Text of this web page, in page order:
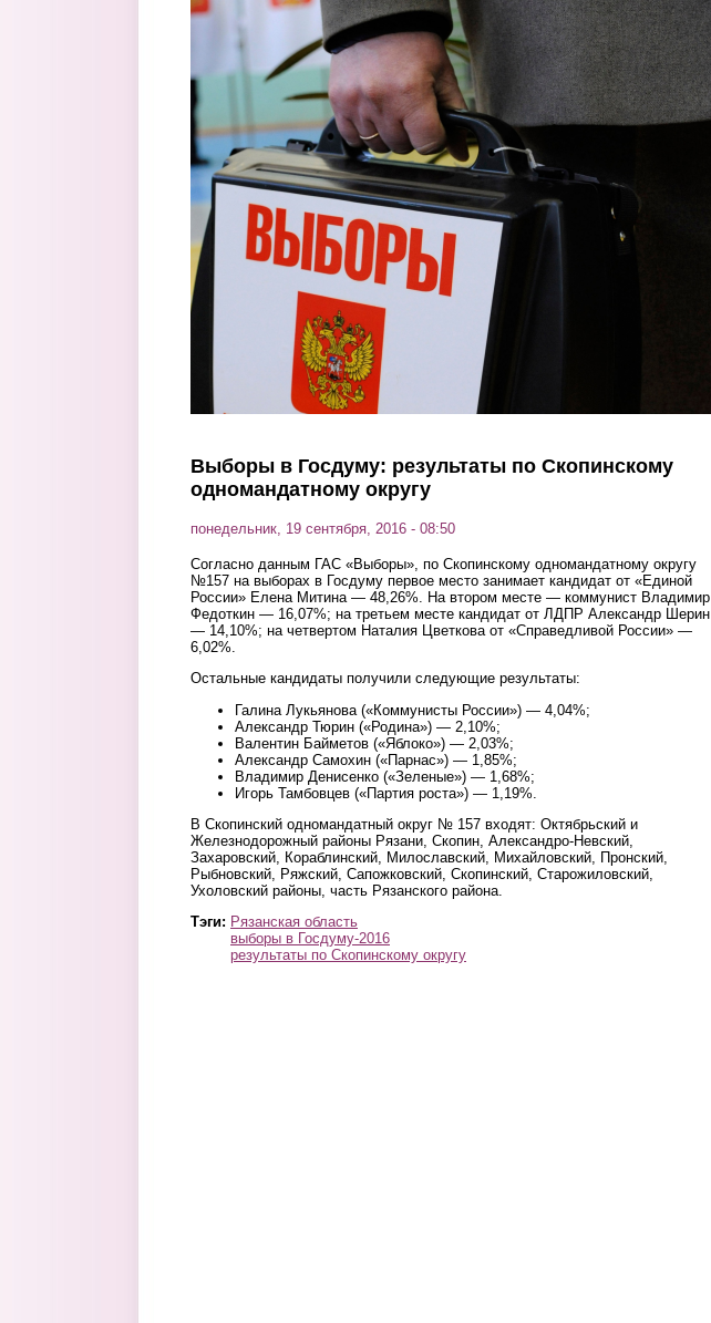
Перейти к основному содержанию
Выборы в Госдуму: результаты по Скопинскому
одномандатному округу
понедельник, 19 сентября, 2016 - 08:50
Согласно данным ГАС «Выборы», по Скопинскому одномандатному округу
№157 на выборах в Госдуму первое место занимает кандидат от «Единой
России» Елена Митина — 48,26%. На втором месте — коммунист Владимир
Федоткин — 16,07%; на третьем месте кандидат от ЛДПР Александр Шерин
— 14,10%; на четвертом Наталия Цветкова от «Справедливой России» —
6,02%.
Остальные кандидаты получили следующие результаты:
Галина Лукьянова («Коммунисты России») — 4,04%;
Александр Тюрин («Родина») — 2,10%;
Валентин Байметов («Яблоко») — 2,03%;
Александр Самохин («Парнас») — 1,85%;
Владимир Денисенко («Зеленые») — 1,68%;
Игорь Тамбовцев («Партия роста») — 1,19%.
В Скопинский одномандатный округ № 157 входят: Октябрьский и
Железнодорожный районы Рязани, Скопин, Александро-Невский,
Захаровский, Кораблинский, Милославский, Михайловский, Пронский,
Рыбновский, Ряжский, Сапожковский, Скопинский, Старожиловский,
Ухоловский районы, часть Рязанского района.
Тэги: Рязанская область
выборы в Госдуму-2016
результаты по Скопинскому округу